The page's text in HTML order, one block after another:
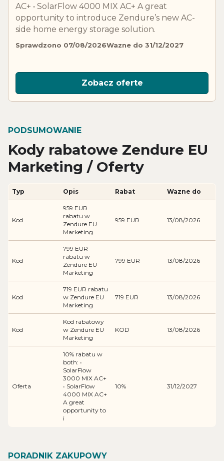
AC+ • SolarFlow 4000 MIX AC+ A great
opportunity to introduce Zendure’s new AC-
side home energy storage solution.
Sprawdzono 07/08/2026Wazne do 31/12/2027
Zobacz oferte
PODSUMOWANIE
Kody rabatowe Zendure EU
Marketing / Oferty
Typ Opis Rabat Wazne do
Kod
959 EUR
rabatu w
Zendure EU
Marketing
959 EUR 13/08/2026
Kod
799 EUR
rabatu w
Zendure EU
Marketing
799 EUR 13/08/2026
Kod
719 EUR rabatu
w Zendure EU
Marketing
719 EUR 13/08/2026
Kod
Kod rabatowy
w Zendure EU
Marketing
KOD 13/08/2026
Oferta
10% rabatu w
both: •
SolarFlow
3000 MIX AC+
• SolarFlow
4000 MIX AC+
A great
opportunity to
i
10% 31/12/2027
PORADNIK ZAKUPOWY